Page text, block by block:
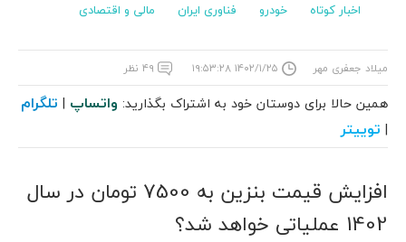
اخبار کوتاه خودرو فناوری ایران مالی و اقتصادی
میلاد جعفری مهر ۱۴۰۲/۱/۲۵ ۱۹:۵۳:۲۸ ۴۹ نظر
همین حالا برای دوستان خود به اشتراک بگذارید: واتساپ | تلگرام
| توییتر
افزایش قیمت بنزین به 7500 تومان در سال
1402 عملیاتی خواهد شد؟